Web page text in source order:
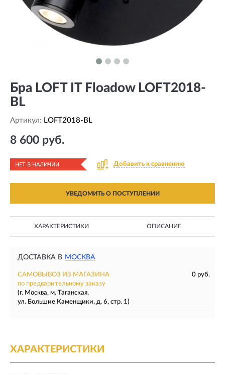
Бра LOFT IT Floadow LOFT2018-
BL
Артикул: LOFT2018-BL
8 600 руб.
НЕТ В НАЛИЧИИ Добавить к сравнению
УВЕДОМИТЬ О ПОСТУПЛЕНИИ
ХАРАКТЕРИСТИКИ ОПИСАНИЕ
ДОСТАВКА В МОСКВА
САМОВЫВОЗ ИЗ МАГАЗИНА
0 руб.
по предварительному заказу
(г. Москва, м. Таганская,
ул. Большие Каменщики, д. 6, стр. 1)
ХАРАКТЕРИСТИКИ